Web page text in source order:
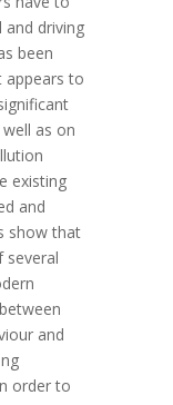
driving
been
appears to
as on
existing
and
show that
several
and
order to